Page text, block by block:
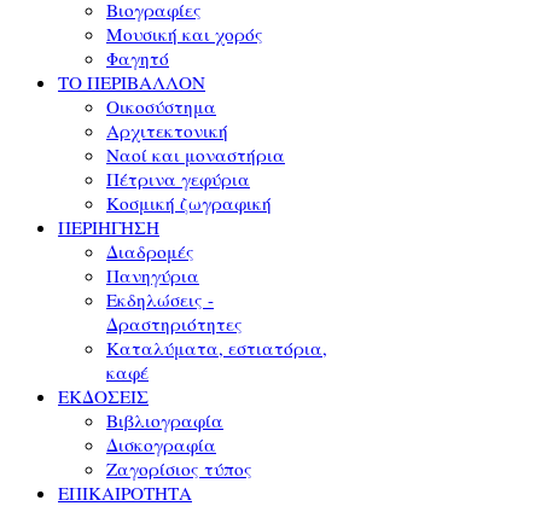
Βιογραφίες
Μουσική και χορός
Φαγητό
ΤΟ ΠΕΡΙΒΑΛΛΟΝ
Οικοσύστημα
Αρχιτεκτονική
Ναοί και μοναστήρια
Πέτρινα γεφύρια
Κοσμική ζωγραφική
ΠΕΡΙΗΓΗΣΗ
Διαδρομές
Πανηγύρια
Εκδηλώσεις -
Δραστηριότητες
Καταλύματα, εστιατόρια,
καφέ
ΕΚΔΟΣΕΙΣ
Βιβλιογραφία
Δισκογραφία
Ζαγορίσιος τύπος
ΕΠΙΚΑΙΡΟΤΗΤΑ